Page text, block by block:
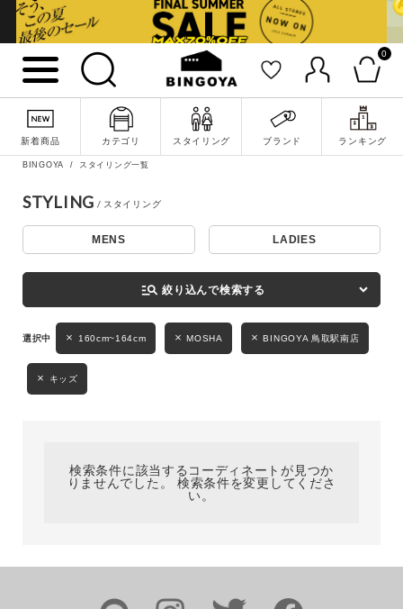
0
新着商品 カテゴリ スタイリング ブランド ランキング
詳細検索
キーワード
性別
MENS LADIES KIDS
ブランド
BINGOYA スタイリング一覧
STYLING
MENS LADIES
manage_search 絞り込んで検索する
160cm~164cm MOSHA BINGOYA 鳥取駅南店
キッズ
検索条件に該当するコーディネートが見つか
りませんでした。 検索条件を変更してくださ
い。